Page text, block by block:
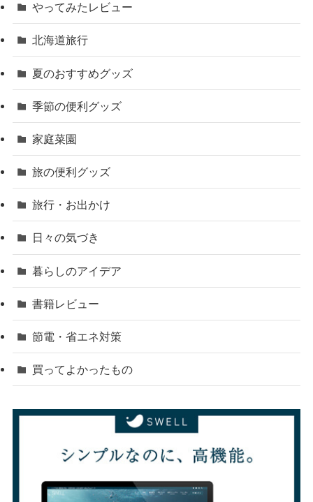
やってみたレビュー
北海道旅行
夏のおすすめグッズ
季節の便利グッズ
家庭菜園
旅の便利グッズ
旅行・お出かけ
日々の気づき
暮らしのアイデア
書籍レビュー
節電・省エネ対策
買ってよかったもの